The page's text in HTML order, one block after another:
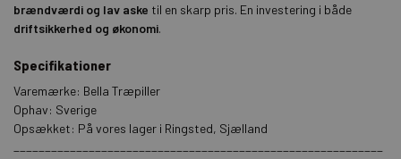
brændværdi og lav aske til en skarp pris. En investering i både
driftsikkerhed og økonomi.
Specifikationer
Varemærke: Bella Træpiller
Ophav: Sverige
Opsækket: På vores lager i Ringsted, Sjælland